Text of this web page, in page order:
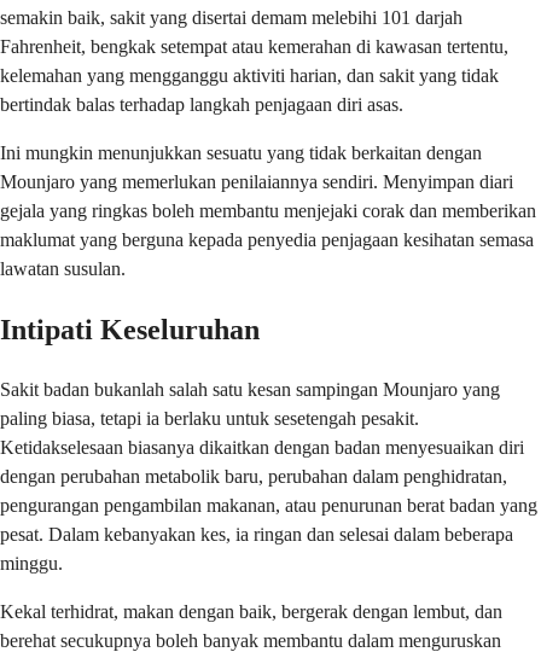
semakin baik, sakit yang disertai demam melebihi 101 darjah
Fahrenheit, bengkak setempat atau kemerahan di kawasan tertentu,
kelemahan yang mengganggu aktiviti harian, dan sakit yang tidak
bertindak balas terhadap langkah penjagaan diri asas.
Ini mungkin menunjukkan sesuatu yang tidak berkaitan dengan
Mounjaro yang memerlukan penilaiannya sendiri. Menyimpan diari
gejala yang ringkas boleh membantu menjejaki corak dan memberikan
maklumat yang berguna kepada penyedia penjagaan kesihatan semasa
lawatan susulan.
Intipati Keseluruhan
Sakit badan bukanlah salah satu kesan sampingan Mounjaro yang
paling biasa, tetapi ia berlaku untuk sesetengah pesakit.
Ketidakselesaan biasanya dikaitkan dengan badan menyesuaikan diri
dengan perubahan metabolik baru, perubahan dalam penghidratan,
pengurangan pengambilan makanan, atau penurunan berat badan yang
pesat. Dalam kebanyakan kes, ia ringan dan selesai dalam beberapa
minggu.
Kekal terhidrat, makan dengan baik, bergerak dengan lembut, dan
berehat secukupnya boleh banyak membantu dalam menguruskan